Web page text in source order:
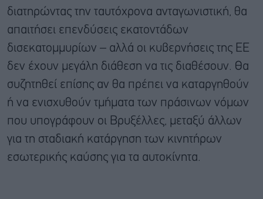
διατηρώντας την ταυτόχρονα ανταγωνιστική, θα
απαιτήσει επενδύσεις εκατοντάδων
δισεκατομμυρίων – αλλά οι κυβερνήσεις της ΕΕ
δεν έχουν μεγάλη διάθεση να τις διαθέσουν. Θα
συζητηθεί επίσης αν θα πρέπει να καταργηθούν
ή να ενισχυθούν τμήματα των πράσινων νόμων
που υπογράφουν οι Βρυξέλλες, μεταξύ άλλων
για τη σταδιακή κατάργηση των κινητήρων
εσωτερικής καύσης για τα αυτοκίνητα.